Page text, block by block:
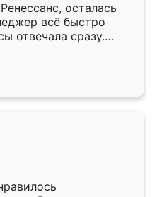
осталась
всё быстро
отвечала сразу.
подошёл к
Собрали
аккуратно, даже